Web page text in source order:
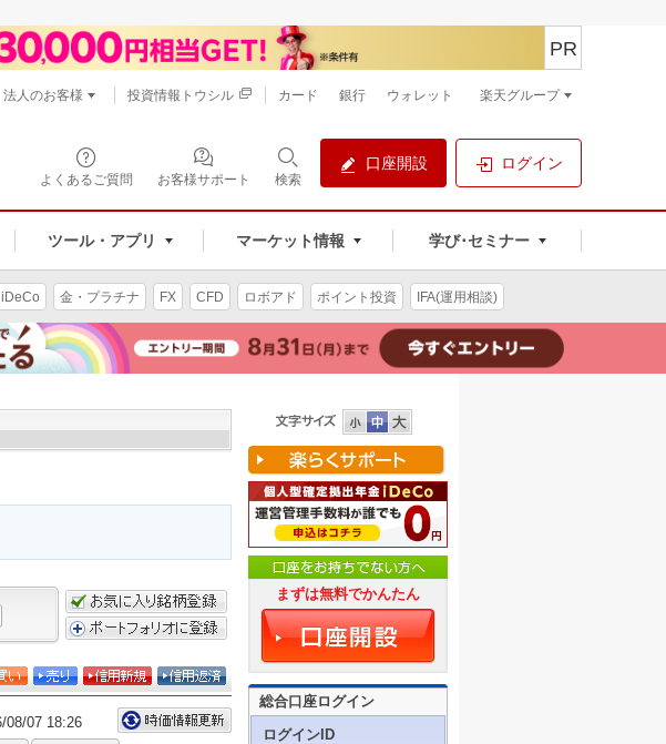
よくあるご質問 お客様サポート 検索
口座開設 ログイン
ツール・アプリ マーケット情報 学び･セミナー
PR
法人のお客様 投資情報トウシル カード 銀行 ウォレット 楽天グループ
iDeCo 金・プラチナ FX CFD ロボアド ポイント投資 IFA(運用相談)
まずは無料でかんたん
総合口座ログイン
ログインID